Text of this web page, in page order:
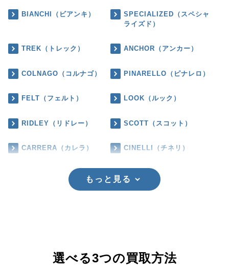
BIANCHI（ビアンキ）
SPECIALIZED（スペシャ
ライズド）
TREK（トレック） ANCHOR（アンカー）
COLNAGO（コルナゴ） PINARELLO（ピナレロ）
FELT（フェルト） LOOK（ルック）
RIDLEY（リドレー） SCOTT（スコット）
CARRERA（カレラ） CINELLI（チネリ）
もっと見る
選べる3つの買取方法